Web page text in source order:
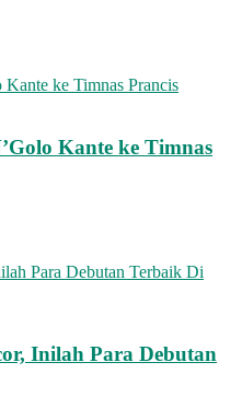
Kante ke Timnas
Inilah Para Debutan